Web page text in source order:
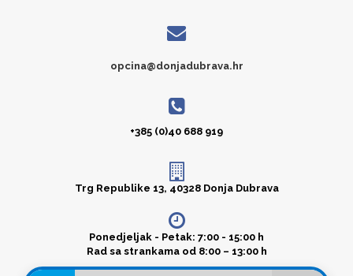
opcina@donjadubrava.hr
+385 (0)40 688 919
Trg Republike 13, 40328 Donja Dubrava
Ponedjeljak - Petak: 7:00 - 15:00 h
Rad sa strankama od 8:00 – 13:00 h